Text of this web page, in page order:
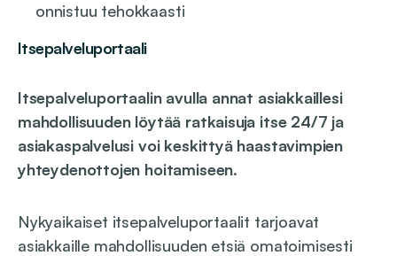
onnistuu tehokkaasti
Itsepalveluportaali
Itsepalveluportaalin avulla annat asiakkaillesi
mahdollisuuden löytää ratkaisuja itse 24/7 ja
asiakaspalvelusi voi keskittyä haastavimpien
yhteydenottojen hoitamiseen.
Nykyaikaiset itsepalveluportaalit tarjoavat
asiakkaille mahdollisuuden etsiä omatoimisesti